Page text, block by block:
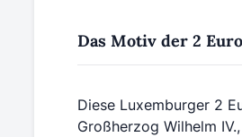
Das Motiv der 2
Diese Luxemburger 2
Großherzog Wilhelm